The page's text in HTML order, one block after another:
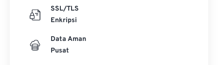
SSL/TLS
Enkripsi
Data Aman
Pusat